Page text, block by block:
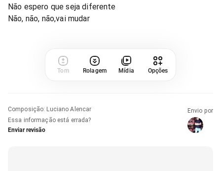
Não espero que seja diferente
Não, não, não,vai mudar
Tom Rolagem Mídia Opções
Composição: Luciano Alencar
Essa informação está errada?
Enviar revisão
Envio por